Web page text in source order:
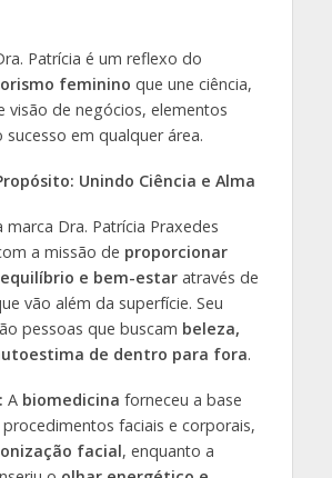
Patrícia é um reflexo do
feminino que une ciência,
visão de negócios, elementos
sucesso em qualquer área.
Unindo Ciência e Alma
marca Dra. Patrícia Praxedes
a missão de proporcionar
e bem-estaratravés de
vão além da superfície. Seu
pessoas que buscam beleza,
de dentro para fora.
A biomedicina forneceu a base
faciais e corporais,
facial, enquanto a